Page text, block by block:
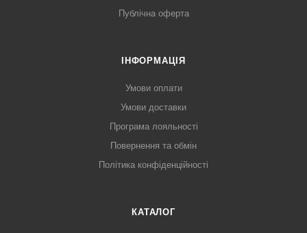
Публічна оферта
ІНФОРМАЦІЯ
Умови оплати
Умови доставки
Програма лояльності
Повернення та обмін
Політика конфіденційності
КАТАЛОГ